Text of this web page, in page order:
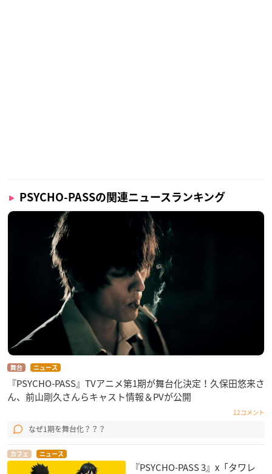
PSYCHO-PASSの関連ニュースランキング
舞台 ニュース
『PSYCHO-PASS』TVアニメ第1期が舞台化決定！久保田悠来さ
ん、前山剛久さんらキャスト情報＆PVが公開
12コメント
なぜ1期を舞台化？？？
カフェ ニュース
『PSYCHO-PASS 3』x「タワレ